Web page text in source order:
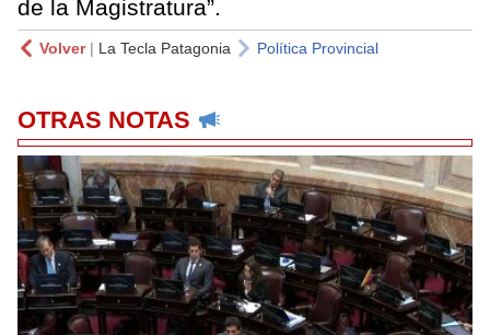
de la Magistratura”.
Volver| La Tecla Patagonia Política Provincial
OTRAS NOTAS